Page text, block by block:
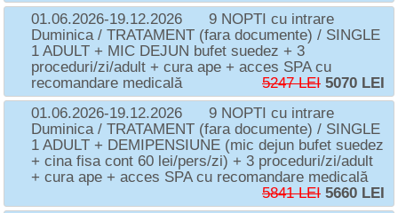
01.06.2026-19.12.2026
9 NOPTI cu intrare
Duminica / TRATAMENT (fara documente) / SINGLE
1 ADULT + MIC DEJUN bufet suedez + 3
proceduri/zi/adult + cura ape + acces SPA cu
recomandare medicală
5247 LEI 5070 LEI
01.06.2026-19.12.2026
9 NOPTI cu intrare
Duminica / TRATAMENT (fara documente) / SINGLE
1 ADULT + DEMIPENSIUNE (mic dejun bufet suedez
+ cina fisa cont 60 lei/pers/zi) + 3 proceduri/zi/adult
+ cura ape + acces SPA cu recomandare medicală
5841 LEI 5660 LEI